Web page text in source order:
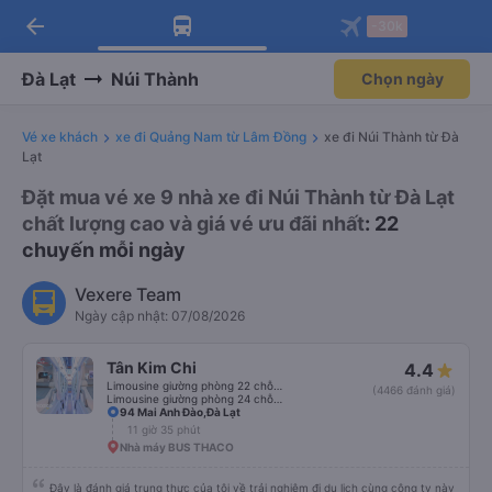
Tải app Vexere ngay!
Nhận ưu đãi thành viên độc
Mở app
Tải app Vexere
-30k/ghế khi đặt vé máy bay qua
Mở app
arrow_back
Đà Lạt Núi Thành Chọn ngày
Vé xe khách xe đi Quảng Nam từ Lâm Đồng
xe đi Núi Thành từ Đà
Lạt
Đặt mua vé xe 9 nhà xe đi Núi Thành từ Đà Lạt
chất lượng cao và giá vé ưu đãi nhất: 22
chuyến mỗi ngày
Vexere Team
Ngày cập nhật: 07/08/2026
Tân Kim Chi 4.4
(4466 đánh giá)
94 Mai Anh Đào,Đà Lạt
11 giờ 35 phút
Nhà máy BUS THACO
Đây là đánh giá trung thực của tôi về trải nghiệm đi du lịch cùng công ty này